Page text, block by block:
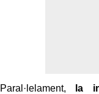
Paral·lelament,
la